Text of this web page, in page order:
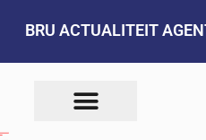
BRU ACTUALITEIT